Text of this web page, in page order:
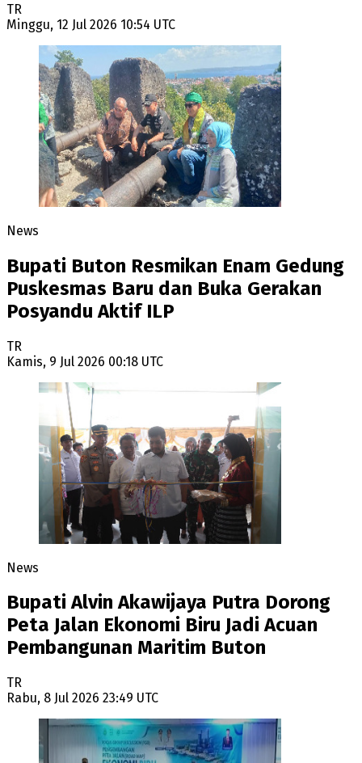
TR
Minggu, 12 Jul 2026 10:54 UTC
News
Bupati Buton Resmikan Enam Gedung
Puskesmas Baru dan Buka Gerakan
Posyandu Aktif ILP
TR
Kamis, 9 Jul 2026 00:18 UTC
News
Bupati Alvin Akawijaya Putra Dorong
Peta Jalan Ekonomi Biru Jadi Acuan
Pembangunan Maritim Buton
TR
Rabu, 8 Jul 2026 23:49 UTC